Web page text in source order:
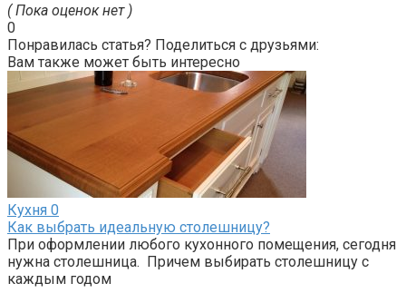
( Пока оценок нет )
0
Понравилась статья? Поделиться с друзьями:
Вам также может быть интересно
Кухня 0
Как выбрать идеальную столешницу?
При оформлении любого кухонного помещения, сегодня
нужна столешница. Причем выбирать столешницу с
каждым годом